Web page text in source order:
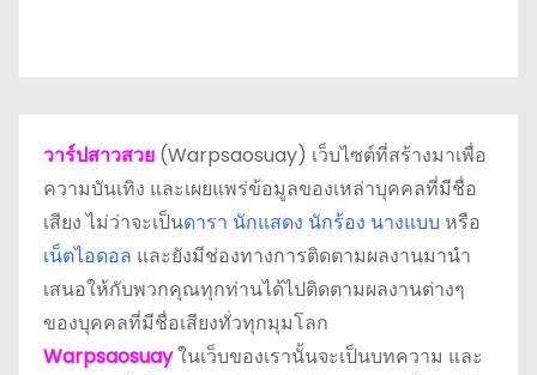
วาร์ปสาวสวย (Warpsaosuay) เว็บไซต์ที่สร้างมาเพื่อ
ความบันเทิง และเผยแพร่ข้อมูลของเหล่าบุคคลที่มีชื่อ
เสียง ไม่ว่าจะเป็นดารา นักแสดง นักร้อง นางแบบ หรือ
เน็ตไอดอล และยังมีช่องทางการติดตามผลงานมานำ
เสนอให้กับพวกคุณทุกท่านได้ไปติดตามผลงานต่างๆ
ของบุคคลที่มีชื่อเสียงทั่วทุกมุมโลก
Warpsaosuayในเว็บของเรานั้นจะเป็นบทความ และ